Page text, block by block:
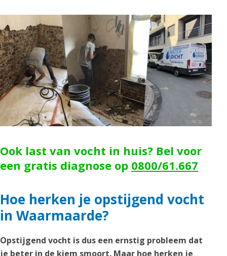
Ook last van vocht in huis? Bel voor
een gratis diagnose op 0800/61.667
Hoe herken je opstijgend vocht
in Waarmaarde?
Opstijgend vocht is dus een ernstig probleem dat
je beter in de kiem smoort. Maar hoe herken je